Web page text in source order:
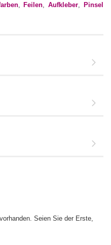
,Feilen ,Aufkleber ,Pinsel
Seien Sie der Erste,